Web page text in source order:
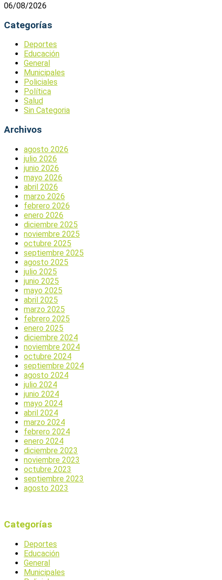
06/08/2026
Categorías
Deportes
Educación
General
Municipales
Policiales
Política
Salud
Sin Categoria
Archivos
agosto 2026
julio 2026
junio 2026
mayo 2026
abril 2026
marzo 2026
febrero 2026
enero 2026
diciembre 2025
noviembre 2025
octubre 2025
septiembre 2025
agosto 2025
julio 2025
junio 2025
mayo 2025
abril 2025
marzo 2025
febrero 2025
enero 2025
diciembre 2024
noviembre 2024
octubre 2024
septiembre 2024
agosto 2024
julio 2024
junio 2024
mayo 2024
abril 2024
marzo 2024
febrero 2024
enero 2024
diciembre 2023
noviembre 2023
octubre 2023
septiembre 2023
agosto 2023
Categorías
Deportes
Educación
General
Municipales